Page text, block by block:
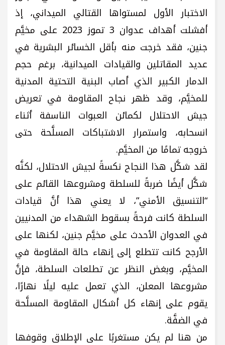
الاختبار الأول لمستواها القتالي الميداني، إذ
أفشلت أهداف عدوان 3 تموز 2023 على مخيَّم
جنين، فقد خرجت منه بأقل الخسائر البشرية في
عديد المقاتلين والقيادات الميدانية، برغم حجم
الدمار الكبير الذي أصاب البنية التحتية المدنية
للمخيَّم، وقد ظهر نجاح المقاومة في تعريض
جيش الاحتلال لكمائن العبوات الناسفة أثناء
انسحابه، واستمرار الاشتباكات المسلَّحة حتى
خروجه تمامًا من المخيَّم.
لقد شكَّل هذا النجاح نكسةً لجيش الاحتلال، لكنَّه
شكَّل أيضًا ضربةً للسلطة ومشروعها القائم على
“التنسيق الأمني”، لا يعني هذا أنَّ قيادات
السلطة كانت فرحةً بسقوط الشهداء من المدنيين
في العدوان الأحدث على مخيَّم جنين، لكنها على
الأرجح كانت تتطلع إلى إنهاء حالة المقاومة في
المخيَّم، وبغض النظر عن تطلعات السلطة، فإنَّ
مشروعها المعلن، الذي تعمل عليه ليلًا نهارًا،
يقوم على إنهاء كل أشكال المقاومة المسلَّحة
في الضفَّة.
من هنا لم يكن مستغربًا على الإطلاق وقوفها